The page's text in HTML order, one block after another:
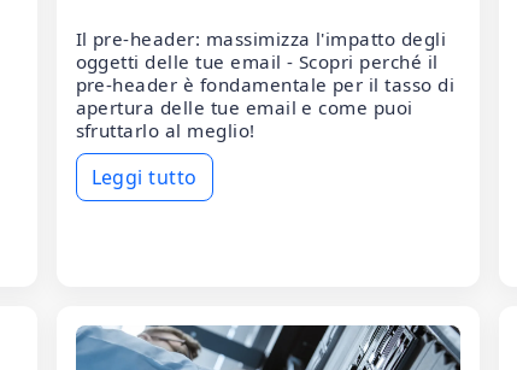
Il pre-header: massimizza l'impatto degli
oggetti delle tue email - Scopri perché il
pre-header è fondamentale per il tasso di
apertura delle tue email e come puoi
sfruttarlo al meglio!
Leggi tutto